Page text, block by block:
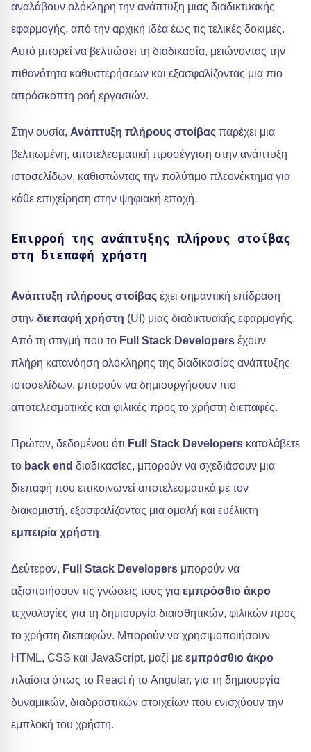
αναλάβουν ολόκληρη την ανάπτυξη μιας διαδικτυακής
εφαρμογής, από την αρχική ιδέα έως τις τελικές δοκιμές.
Αυτό μπορεί να βελτιώσει τη διαδικασία, μειώνοντας την
πιθανότητα καθυστερήσεων και εξασφαλίζοντας μια πιο
απρόσκοπτη ροή εργασιών.
Στην ουσία, Ανάπτυξη πλήρους στοίβας παρέχει μια
βελτιωμένη, αποτελεσματική προσέγγιση στην ανάπτυξη
ιστοσελίδων, καθιστώντας την πολύτιμο πλεονέκτημα για
κάθε επιχείρηση στην ψηφιακή εποχή.
Επιρροή της ανάπτυξης πλήρους στοίβας
στη διεπαφή χρήστη
Ανάπτυξη πλήρους στοίβας έχει σημαντική επίδραση
στην διεπαφή χρήστη (UI) μιας διαδικτυακής εφαρμογής.
Από τη στιγμή που το Full Stack Developers έχουν
πλήρη κατανόηση ολόκληρης της διαδικασίας ανάπτυξης
ιστοσελίδων, μπορούν να δημιουργήσουν πιο
αποτελεσματικές και φιλικές προς το χρήστη διεπαφές.
Πρώτον, δεδομένου ότι Full Stack Developers καταλάβετε
το back end διαδικασίες, μπορούν να σχεδιάσουν μια
διεπαφή που επικοινωνεί αποτελεσματικά με τον
διακομιστή, εξασφαλίζοντας μια ομαλή και ευέλικτη
εμπειρία χρήστη.
Δεύτερον, Full Stack Developers μπορούν να
αξιοποιήσουν τις γνώσεις τους για εμπρόσθιο άκρο
τεχνολογίες για τη δημιουργία διαισθητικών, φιλικών προς
το χρήστη διεπαφών. Μπορούν να χρησιμοποιήσουν
HTML, CSS και JavaScript, μαζί με εμπρόσθιο άκρο
πλαίσια όπως το React ή το Angular, για τη δημιουργία
δυναμικών, διαδραστικών στοιχείων που ενισχύουν την
εμπλοκή του χρήστη.